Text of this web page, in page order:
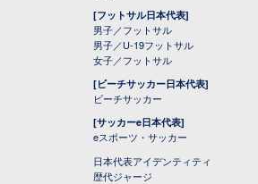
[フットサル日本代表]
男子／フットサル
男子／U-19フットサル
女子／フットサル
[ビーチサッカー日本代表]
ビーチサッカー
[サッカーe日本代表]
eスポーツ・サッカー
日本代表アイデンティティ
歴代ジャージ